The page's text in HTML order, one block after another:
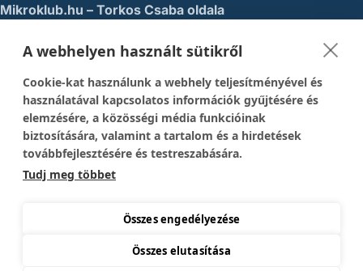
Mikroklub.hu – Torkos Csaba oldala
Közösségi Média
1337-es menedék – Youtube
Easy Arduno Channel – Youtube
Magyar Arduino Csoport – Facebook
Magyar Arduino Labor – Facebook
Magyar Arduino Labor – Youtube
A webhelyen használt sütikről
Cookie-kat használunk a webhely teljesítményével és
használatával kapcsolatos információk gyűjtésére és
elemzésére, a közösségi média funkcióinak
biztosítására, valamint a tartalom és a hirdetések
továbbfejlesztésére és testreszabására.
Tudj meg többet
Összes engedélyezése
Összes elutasítása